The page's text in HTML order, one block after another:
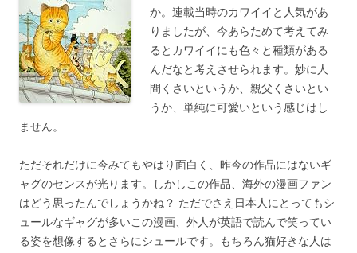
か。連載当時のカワイイと人気があ
りましたが、今あらためて考えてみ
るとカワイイにも色々と種類がある
んだなと考えさせられます。妙に人
間くさいというか、親父くさいとい
うか、単純に可愛いという感じはし
ません。
ただそれだけに今みてもやはり面白く、昨今の作品にはないギ
ャグのセンスが光ります。しかしこの作品、海外の漫画ファン
はどう思ったんでしょうかね？ ただでさえ日本人にとってもシ
ュールなギャグが多いこの漫画、外人が英語で読んで笑ってい
る姿を想像するとさらにシュールです。もちろん猫好きな人は